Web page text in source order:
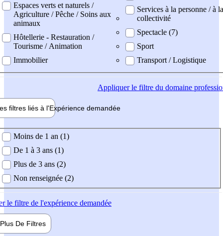
Espaces verts et naturels /
Agriculture / Pêche / Soins aux
animaux
Hôtellerie - Restauration /
Tourisme / Animation
Immobilier
Services à la personne / à la
collectivité
Spectacle (7)
Sport
Transport / Logistique
Appliquerle filtre du domaine
filtres liés à l'Expérience demandée
demandée
Moins de 1 an (1)
De 1 à 3 ans (1)
Plus de 3 ans (2)
Non renseignée (2)
le filtre de l'expérience demandée
Plus De Filtres